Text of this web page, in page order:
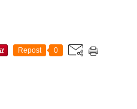
Repost 0